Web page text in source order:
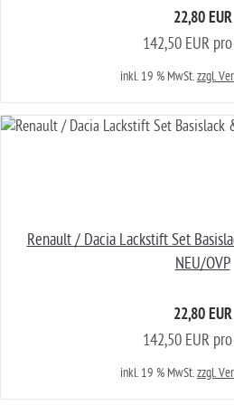
22,80 EUR
142,50 EUR
inkl. 19 % MwSt.zzgl.
Renault / Dacia Lackstift Set
NEU/OVP
22,80 EUR
142,50 EUR
inkl. 19 % MwSt.zzgl.